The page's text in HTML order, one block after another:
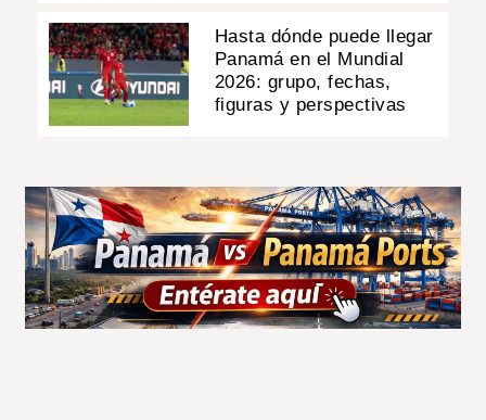
Hasta dónde puede llegar
Panamá en el Mundial
2026: grupo, fechas,
figuras y perspectivas